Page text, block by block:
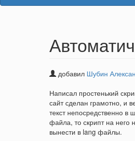
добавил Шубин
Написал простенький
сайт сделан грамотно, и
текст непосредственно
файла, то скрипт на него
вынести в lang файлы.